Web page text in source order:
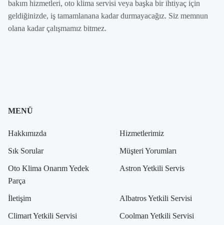
bakım hizmetleri, oto klima servisi veya başka bir ihtiyaç için
geldiğinizde, iş tamamlanana kadar durmayacağız. Siz memnun
olana kadar çalışmamız bitmez.
MENÜ
Hakkımızda Hizmetlerimiz
Sık Sorular Müşteri Yorumları
Oto Klima Onarım Yedek
Parça
Astron Yetkili Servis
İletişim Albatros Yetkili Servisi
Climart Yetkili Servisi Coolman Yetkili Servisi